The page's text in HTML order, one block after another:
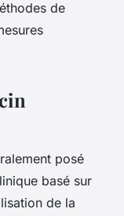
de
posé
basé sur
de la